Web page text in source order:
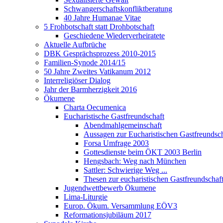
Schwangerschaftskonfliktberatung
40 Jahre Humanae Vitae
5 Frohbotschaft statt Drohbotschaft
Geschiedene Wiederverheiratete
Aktuelle Aufbrüche
DBK Gesprächsprozess 2010-2015
Familien-Synode 2014/15
50 Jahre Zweites Vatikanum 2012
Interreligiöser Dialog
Jahr der Barmherzigkeit 2016
Ökumene
Charta Oecumenica
Eucharistische Gastfreundschaft
Abendmahlgemeinschaft
Aussagen zur Eucharistischen
Forsa Umfrage 2003
Gottesdienste beim ÖKT 2003 Berlin
Hengsbach: Weg nach München
Sattler: Schwierige Weg ...
Thesen zur eucharistischen Gastfreundschaft
Jugendwettbewerb Ökumene
Lima-Liturgie
Europ. Ökum. Versammlung EÖV3
Reformationsjubiläum 2017